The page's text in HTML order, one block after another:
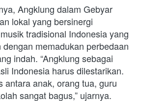
lokal yang bersinergi
tradisional Indonesia yang
memadukan perbedaan
indah. “Angklung sebagai
Indonesia harus dilestarikan.
antara anak, orang tua, guru
sangat bagus,” ujarnya.